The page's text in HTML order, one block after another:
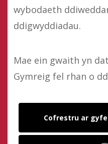
wybodaeth
ddigwyddiadau.
Mae ein gwaith yn
Gymreig fel rhan o
Cofrestru ar